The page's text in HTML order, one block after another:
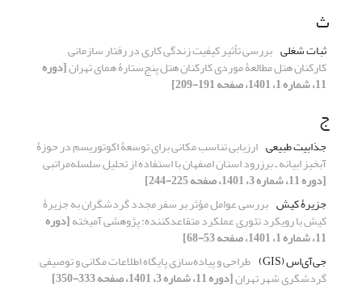
ث
ثبات شغلی بررسی تأثیر کیفیت زندگی کاری در رفتار سازمانی
کارکنان هتل مطالعۀ موردی کارکنان هتل پنج‌ستارۀ همای تهران[دوره
11، شماره 1، 1401، صفحه 191-209]
ج
جذابیت طبیعی ارزیابی تناسب مکانی برای توسعۀ اکوتوریسم در حوزۀ
آبخیز ابیانه ـ برزرود استان اصفهان با استفاده از تحلیل سلسله‏‌مراتبی
[دوره 11، شماره 3، 1401، صفحه 225-244]
جزیرۀ کیش بررسی عوامل مؤثر بر سفر مجدد گردشگران به جزیرۀ
کیش با رویکرد تئوری عملکرد متقاعدکننده: پژوهشی آمیخته[دوره
11، شماره 1، 1401، صفحه 53-68]
جی‌آی‌اس (GIS)
طراحی و پیاده‌سازی پایگاه اطلاعات مکانی و توصیفی
گردشگری شهر تهران[دوره 11، شماره 3، 1401، صفحه 333-350]